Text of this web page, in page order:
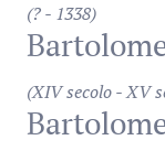
(? - 1338)
(XIV secolo - XV